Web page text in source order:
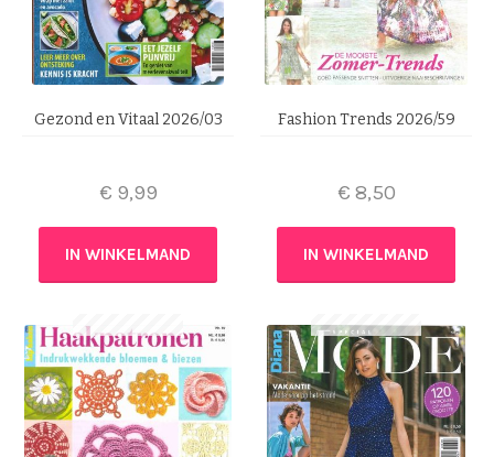
Gezond en Vitaal 2026/03
€ 9,99
IN WINKELMAND
Fashion Trends 2026/59
€ 8,50
IN WINKELMAND